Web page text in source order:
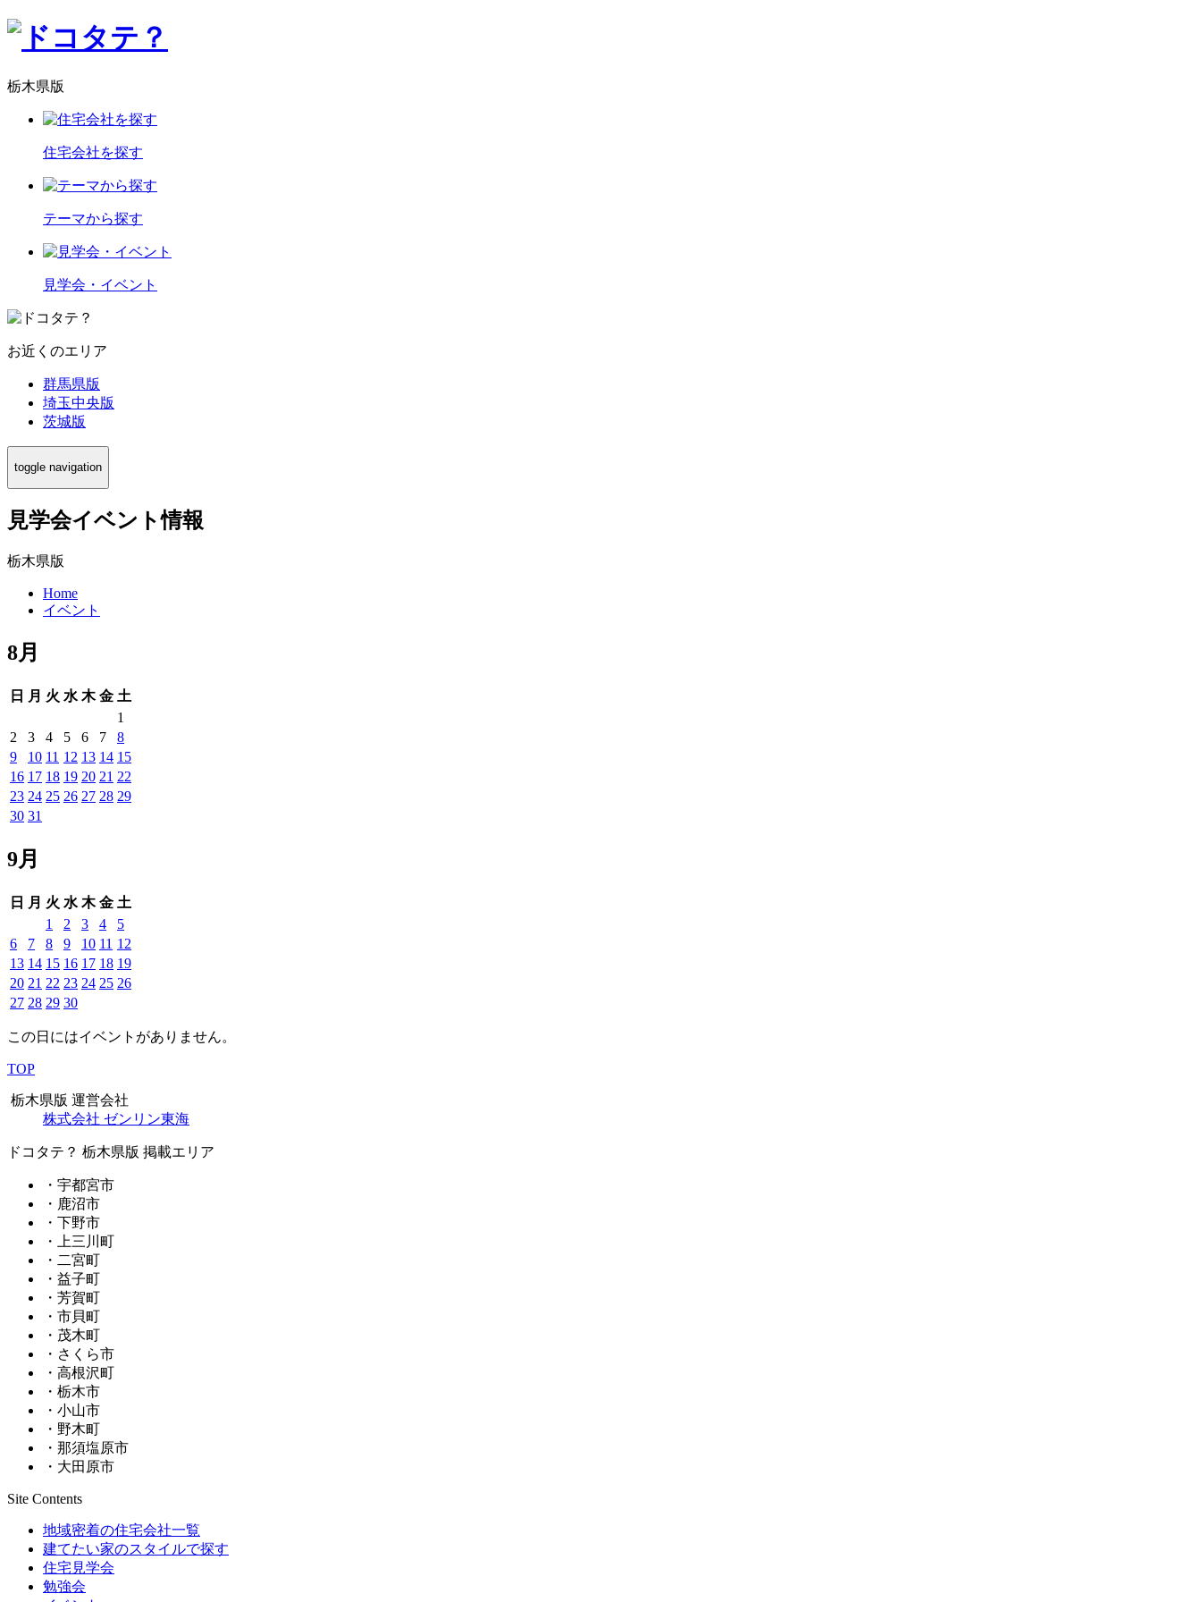
栃木県版
住宅会社を探す
テーマから探す
見学会・イベント
お近くのエリア
群馬県版
埼玉中央版
茨城版
toggle navigation
見学会イベント情報
栃木県版
Home
イベント
8月
日 月 火 水 木 金 土
1
2
3 4 5 6 7
8
9
10 11 12 13 14 15
16 17 18 19 20 21 22
23 24 25 26 27 28 29
30 31
9月
日 月 火 水 木 金 土
1
2 3 4
5
6
7 8 9 10 11 12
13 14 15 16 17 18 19
20 21 22 23 24 25 26
27 28 29 30
この日にはイベントがありません。
TOP
栃木県版 運営会社
株式会社 ゼンリン東海
ドコタテ？ 栃木県版 掲載エリア
・宇都宮市
・鹿沼市
・下野市
・上三川町
・二宮町
・益子町
・芳賀町
・市貝町
・茂木町
・さくら市
・高根沢町
・栃木市
・小山市
・野木町
・那須塩原市
・大田原市
Site Contents
地域密着の住宅会社一覧
建てたい家のスタイルで探す
住宅見学会
勉強会